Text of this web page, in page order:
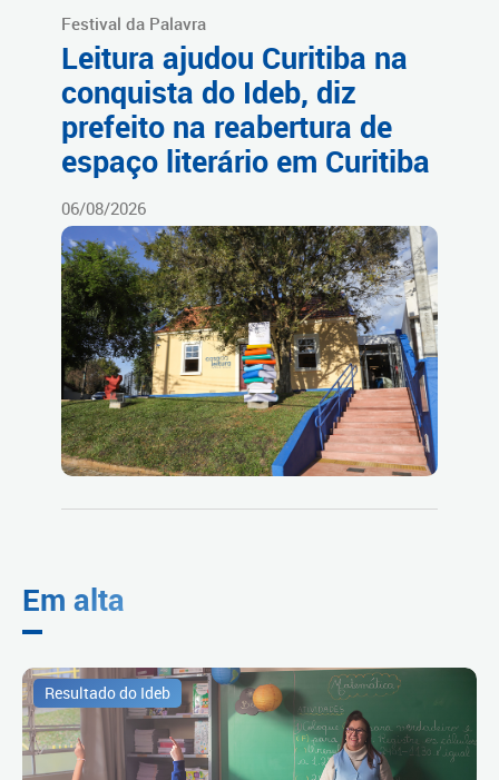
Festival da Palavra
Leitura ajudou Curitiba na
conquista do Ideb, diz
prefeito na reabertura de
espaço literário em Curitiba
06/08/2026
Em alta
Resultado do Ideb